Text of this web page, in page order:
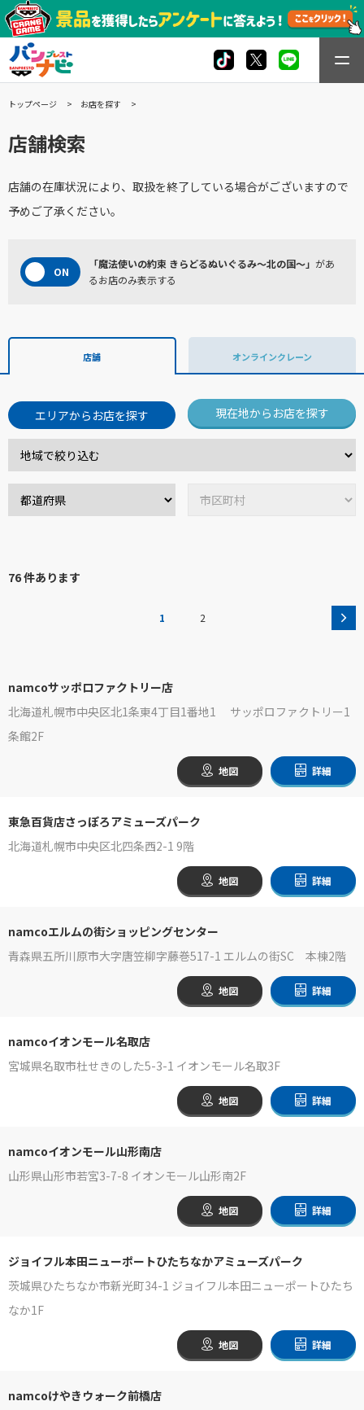
トップページ お店を探す
店舗検索
店舗の在庫状況により、取扱を終了している場合がございますので
予めご了承ください。
「魔法使いの約束 きらどるぬいぐるみ～北の国～」 があ
るお店のみ表示する
店舗 オンラインクレーン
エリアからお店を探す 現在地からお店を探す
76 件あります
1 2
namcoサッポロファクトリー店
北海道札幌市中央区北1条東4丁目1番地1 サッポロファクトリー1
条館2F
地図 詳細
東急百貨店さっぽろアミューズパーク
北海道札幌市中央区北四条西2-1 9階
地図 詳細
namcoエルムの街ショッピングセンター
青森県五所川原市大字唐笠柳字藤巻517-1 エルムの街SC 本棟2階
地図 詳細
namcoイオンモール名取店
宮城県名取市杜せきのした5-3-1 イオンモール名取3F
地図 詳細
namcoイオンモール山形南店
山形県山形市若宮3-7-8 イオンモール山形南2F
地図 詳細
ジョイフル本田ニューポートひたちなかアミューズパーク
茨城県ひたちなか市新光町34-1 ジョイフル本田ニューポートひたち
なか1F
地図 詳細
namcoけやきウォーク前橋店